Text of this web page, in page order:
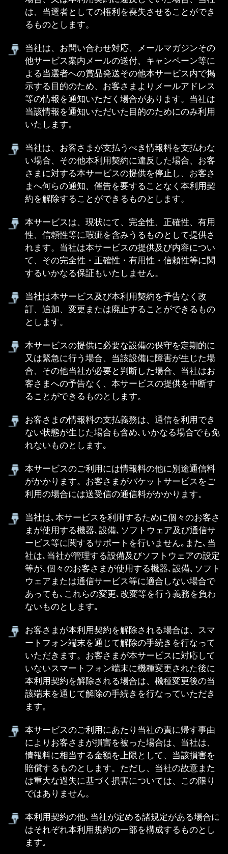
賠償するものとします。ただし、当社の故意また
は重大な過失に基づく損害については、この限り
ではありません。
本利用契約の他､当社が定める諸規定がある場合に
はそれぞれ本利用規約の一部を構成するものとし
ます｡
本利用契約は、その一部が消費者保護法令の強行
規定部分又は他の強行規定により効力を有さない
とされる場合でも、これに反しない最大限の範囲
で効力を有するものとします。
本利用契約の解釈は日本法を準拠するものとしま
との間で疑義又は争いが生じた場合には、誠意を
持って協議することとしますが、それでもなお解
決しない場合には「東京地方裁判所」又は「東京
簡易裁判所」を第一審の専属的合意管轄裁判所と
します。